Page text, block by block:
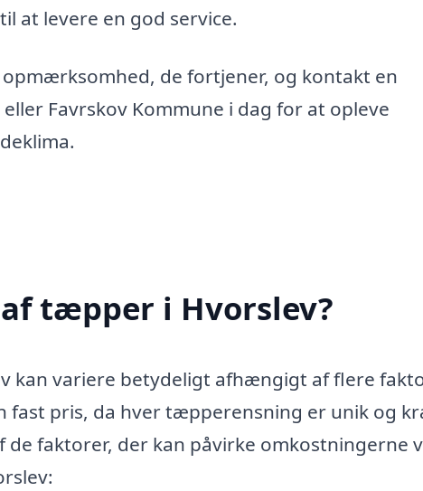
at levere en god service.
de fortjener, og kontakt en
Favrskov Kommune i dag for at opleve
tæpper i Hvorslev?
kan variere betydeligt afhængigt af flere
fast pris, da hver tæpperensning er unik og
faktorer, der kan påvirke omkostningerne